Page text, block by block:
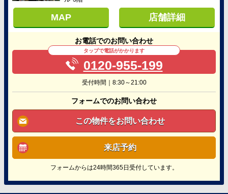
MAP 店舗詳細
お電話でのお問い合わせ
タップで電話がかかります
0120-955-199
受付時間｜8:30～21:00
フォームでのお問い合わせ
この物件をお問い合わせ
来店予約
フォームからは24時間365日受付しています。